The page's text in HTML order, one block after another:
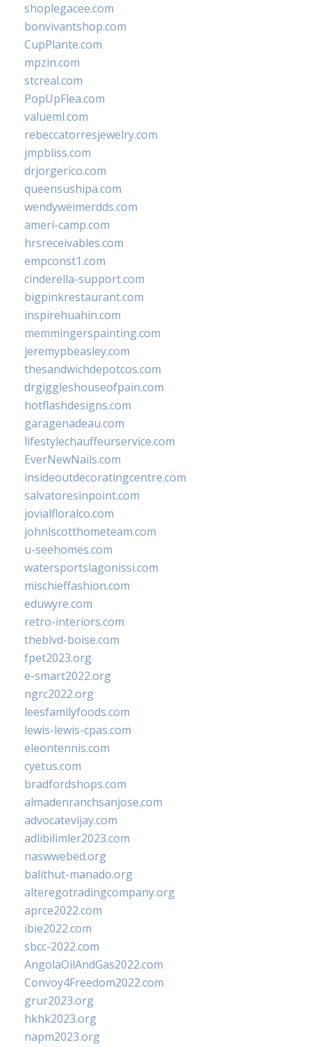
shoplegacee.com
bonvivantshop.com
CupPlante.com
mpzin.com
stcreal.com
PopUpFlea.com
valueml.com
rebeccatorresjewelry.com
jmpbliss.com
drjorgerico.com
queensushipa.com
wendyweimerdds.com
ameri-camp.com
hrsreceivables.com
empconst1.com
cinderella-support.com
bigpinkrestaurant.com
inspirehuahin.com
memmingerspainting.com
jeremypbeasley.com
thesandwichdepotcos.com
drgiggleshouseofpain.com
hotflashdesigns.com
garagenadeau.com
lifestylechauffeurservice.com
EverNewNails.com
insideoutdecoratingcentre.com
salvatoresinpoint.com
jovialfloralco.com
johnlscotthometeam.com
u-seehomes.com
watersportslagonissi.com
mischieffashion.com
eduwyre.com
retro-interiors.com
theblvd-boise.com
fpet2023.org
e-smart2022.org
ngrc2022.org
leesfamilyfoods.com
lewis-lewis-cpas.com
eleontennis.com
cyetus.com
bradfordshops.com
almadenranchsanjose.com
advocatevijay.com
adlibilimler2023.com
naswwebed.org
balithut-manado.org
alteregotradingcompany.org
aprce2022.com
ibie2022.com
sbcc-2022.com
AngolaOilAndGas2022.com
Convoy4Freedom2022.com
grur2023.org
hkhk2023.org
napm2023.org